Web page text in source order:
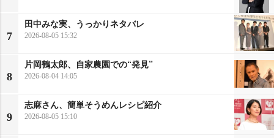
7
田中みな実、うっかりネタバレ
2026-08-05 15:32
8
片岡鶴太郎、自家農園での“発見”
2026-08-04 14:05
9
志麻さん、簡単そうめんレシピ紹介
2026-08-05 15:10